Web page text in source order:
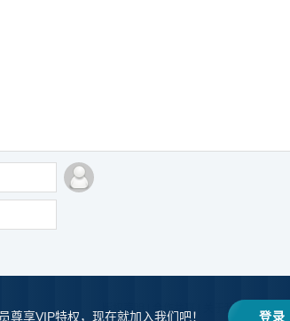
版权声明 | 合作共赢| 关于我们 网站地图
尊享VIP特权，现在就加入我们吧！ 登录